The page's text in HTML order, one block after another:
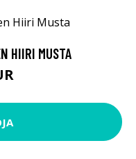
HIIRI MUSTA